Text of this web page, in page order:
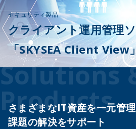
会社情報
IR情報
採用
セキュリティ製品
クライアント運用管理
「SKYSEA Client View
Solutions
Products
さまざまなIT資産を一元管
課題の解決をサポート